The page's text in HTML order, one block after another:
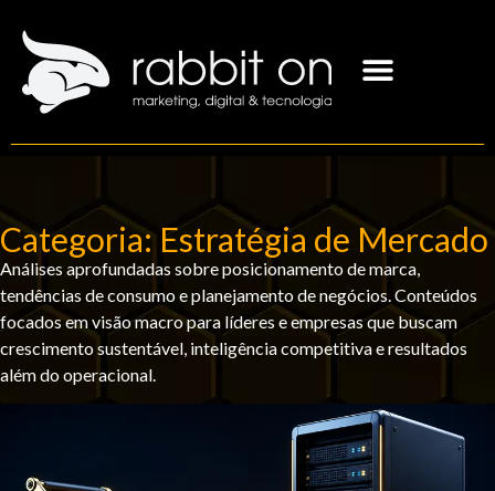
Categoria: Estratégia de Mercado
Análises aprofundadas sobre posicionamento de marca,
tendências de consumo e planejamento de negócios. Conteúdos
focados em visão macro para líderes e empresas que buscam
crescimento sustentável, inteligência competitiva e resultados
além do operacional.